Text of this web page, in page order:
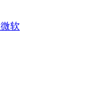
微软